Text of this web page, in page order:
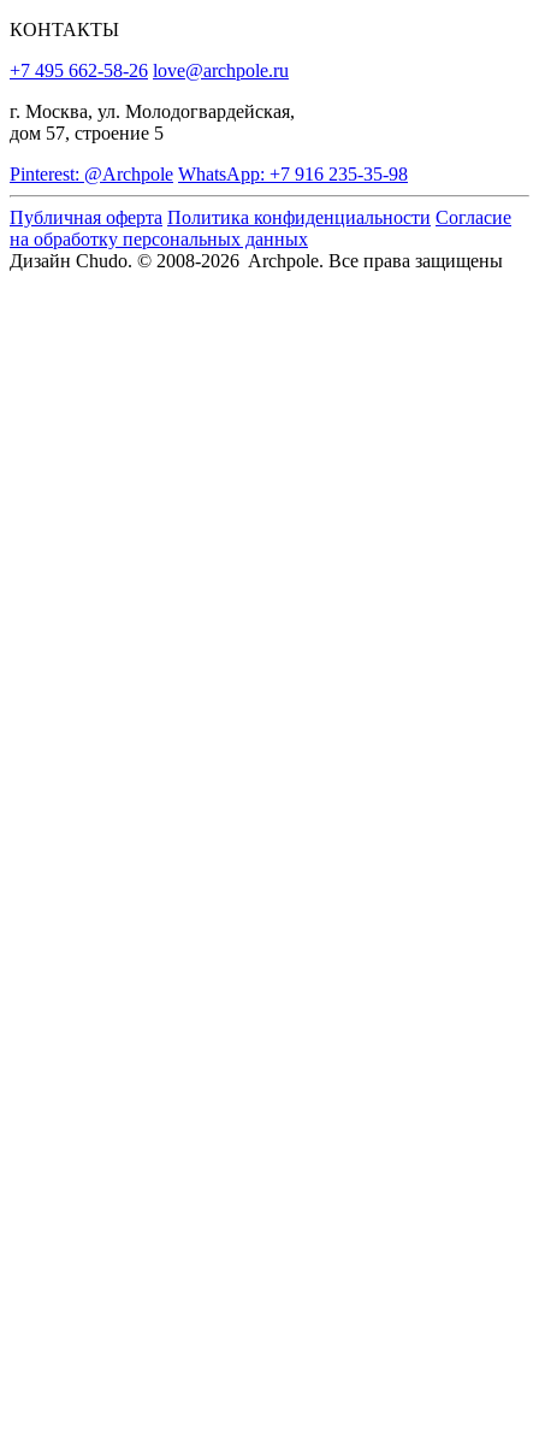
КОНТАКТЫ
+7 495 662-58-26 love@archpole.ru
г. Москва, ул. Молодогвардейская,
дом 57, строение 5
Pinterest: @Archpole WhatsApp: +7 916 235-35-98
Публичная оферта Политика конфиденциальности Согласие
на обработку персональных данных
Дизайн Chudo. © 2008-2026 Archpole. Все права защищены